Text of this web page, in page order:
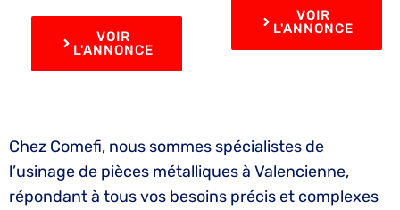
VOIR
L'ANNONCE
VOIR
L'ANNONCE
Chez Comefi, nous sommes spécialistes de
l’usinage de pièces métalliques à Valencienne,
répondant à tous vos besoins précis et complexes